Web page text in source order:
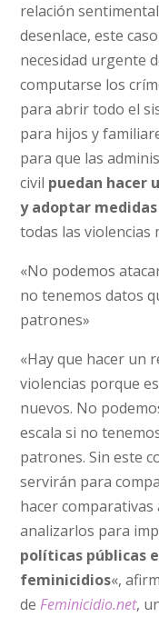
relación
desenlace, este
necesidad urgente
computarse los
para abrir todo el
para hijos y
para que las
civil puedan hacer
y adoptar
todas las violencias
«No podemos
no tenemos datos
patrones»
«Hay que hacer un
violencias porque
nuevos. No
escala si no
patrones. Sin este
servirán para
hacer
analizarlos para
políticas públicas
feminicidios«,
deFeminicidio.net,